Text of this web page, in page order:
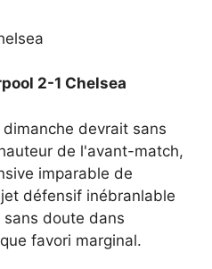
2-1 Chelsea
devrait sans
de l'avant-match,
imparable de
défensif inébranlable
doute dans
favori marginal.